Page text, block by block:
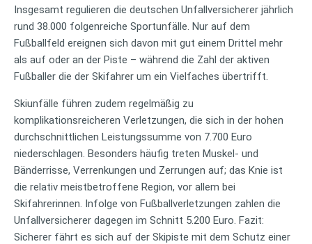
Insgesamt regulieren die deutschen Unfallversicherer jährlich
rund 38.000 folgenreiche Sportunfälle. Nur auf dem
Fußballfeld ereignen sich davon mit gut einem Drittel mehr
als auf oder an der Piste – während die Zahl der aktiven
Fußballer die der Skifahrer um ein Vielfaches übertrifft.
Skiunfälle führen zudem regelmäßig zu
komplikationsreicheren Verletzungen, die sich in der hohen
durchschnittlichen Leistungssumme von 7.700 Euro
niederschlagen. Besonders häufig treten Muskel- und
Bänderrisse, Verrenkungen und Zerrungen auf; das Knie ist
die relativ meistbetroffene Region, vor allem bei
Skifahrerinnen. Infolge von Fußballverletzungen zahlen die
Unfallversicherer dagegen im Schnitt 5.200 Euro. Fazit:
Sicherer fährt es sich auf der Skipiste mit dem Schutz einer